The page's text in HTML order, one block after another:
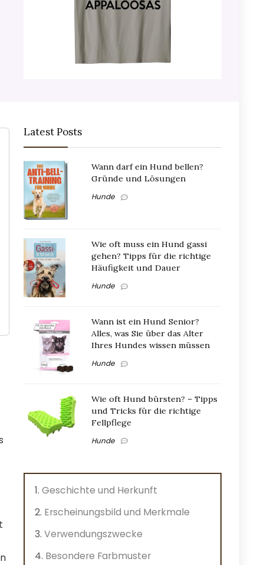
Latest Posts
Wann darf ein Hund bellen?
Gründe und Lösungen
Hunde
Wie oft muss ein Hund gassi
gehen? Tipps für die richtige
Häufigkeit und Dauer
Hunde
Wann ist ein Hund Senior?
Alles, was Sie über das Alter
Ihres Hundes wissen müssen
Hunde
Wie oft Hund bürsten? – Tipps
und Tricks für die richtige
Fellpflege
Hunde
Geschichte und Herkunft
Erscheinungsbild und Merkmale
Verwendungszwecke
Besondere Farbmuster